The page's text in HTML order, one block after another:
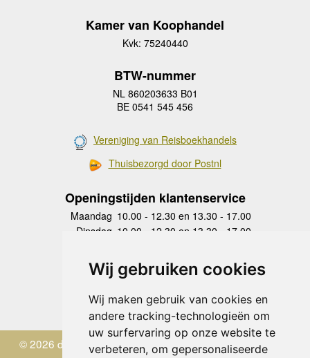
Wij gebruiken cookies
Wij maken gebruik van cookies en
andere tracking-technologieën om
uw surfervaring op onze website te
verbeteren, om gepersonaliseerde
Kamer van Koophandel
Kvk: 75240440
BTW-nummer
NL 860203633 B01
BE 0541 545 456
Vereniging van Reisboekhandels
Thuisbezorgd door Postnl
Openingstijden klantenservice
Maandag 10.00 - 12.30 en 13.30 - 17.00
Dinsdag 10.00 - 12.30 en 13.30 - 17.00
Donderdag
10.00 - 12.30 en 13.30 - 17.00
Vrijdag 10.00 - 12.30 en 13.30 - 17.00
Zaterdag
gesloten
Zondag gesloten
© 2026 de Zwerver